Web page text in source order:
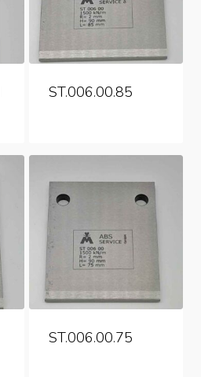
ST.006.00.85
ST.006.00.75